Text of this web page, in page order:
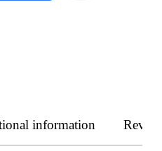
information